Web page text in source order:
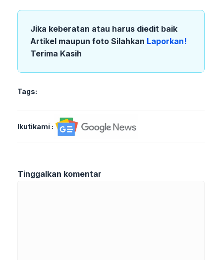
Jika keberatan atau harus diedit baik
Artikel maupun foto Silahkan Laporkan!
Terima Kasih
Tags:
Ikutikami :
Tinggalkan komentar